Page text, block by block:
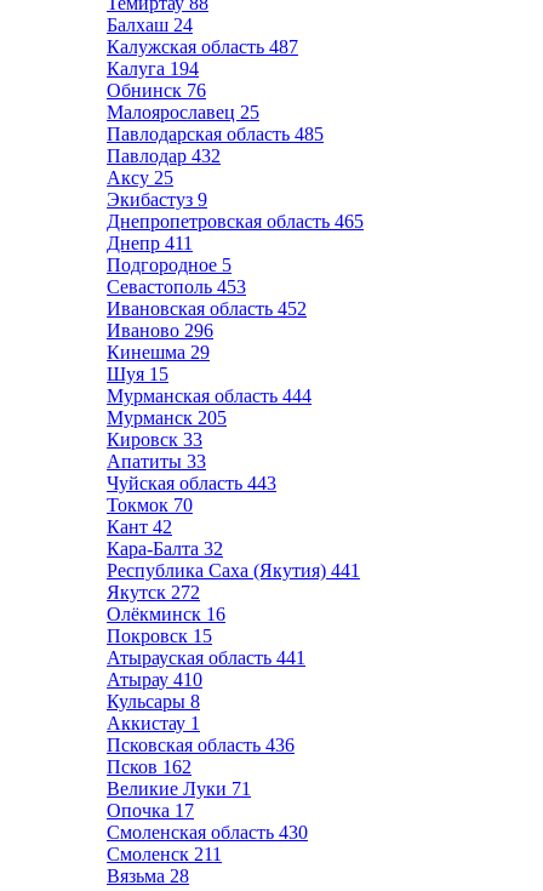
Балхаш 24
Калужская область 487
Калуга 194
Обнинск 76
Малоярославец 25
Павлодарская область 485
Павлодар 432
Аксу 25
Экибастуз 9
Днепропетровская область 465
Днепр 411
Подгородное 5
Севастополь 453
Ивановская область 452
Иваново 296
Кинешма 29
Шуя 15
Мурманская область 444
Мурманск 205
Кировск 33
Апатиты 33
Чуйская область 443
Токмок 70
Кант 42
Кара-Балта 32
Республика Саха (Якутия) 441
Якутск 272
Олёкминск 16
Покровск 15
Атырауская область 441
Атырау 410
Кульсары 8
Аккистау 1
Псковская область 436
Псков 162
Великие Луки 71
Опочка 17
Смоленская область 430
Смоленск 211
Вязьма 28